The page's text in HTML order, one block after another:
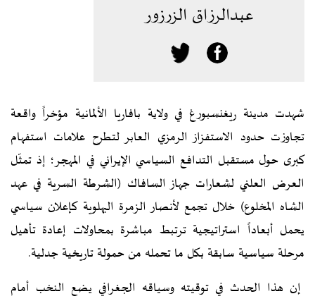
عبدالرزاق الزرزور
شهدت مدينة ريغنسبورغ في ولاية بافاريا الألمانية مؤخراً واقعة
تجاوزت حدود الاستفزاز الرمزي العابر لتطرح علامات استفهام
كبرى حول مستقبل التدافع السياسي الإيراني في المهجر؛ إذ تمثّل
العرض العلني لشعارات جهاز السافاك (الشرطة السرية في عهد
الشاه المخلوع) خلال تجمع لأنصار الزمرة البهلوية كإعلان سياسي
يحمل أبعاداً استراتيجية ترتبط مباشرة بمحاولات إعادة تأهيل
مرحلة سياسية سابقة بكل ما تحمله من حمولة تاريخية جدلية.
إن هذا الحدث في توقيته وسياقه الجغرافي يضع النخب أمام